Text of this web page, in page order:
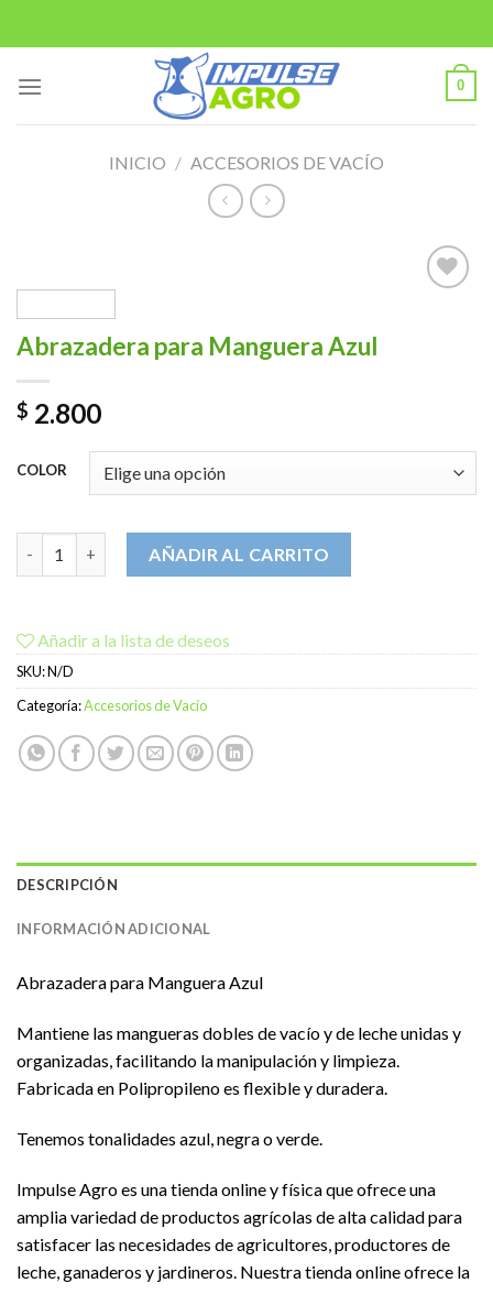
0
INICIO / ACCESORIOS DE VACÍO
Abrazadera para Manguera Azul
$ 2.800
COLOR
Abrazadera para Manguera Azul cantidad
AÑADIR AL CARRITO
Añadir a la lista de deseos
SKU:N/D
Categoría:Accesorios de Vacío
DESCRIPCIÓN
INFORMACIÓN ADICIONAL
Abrazadera para Manguera Azul
Mantiene las mangueras dobles de vacío y de leche unidas y
organizadas, facilitando la manipulación y limpieza.
Fabricada en Polipropileno es flexible y duradera.
Tenemos tonalidades azul, negra o verde.
Impulse Agro es una tienda online y física que ofrece una
amplia variedad de productos agrícolas de alta calidad para
satisfacer las necesidades de agricultores, productores de
leche, ganaderos y jardineros. Nuestra tienda online ofrece la